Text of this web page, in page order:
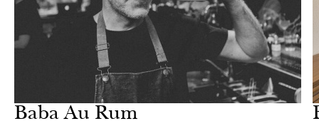
Baba Au Rum